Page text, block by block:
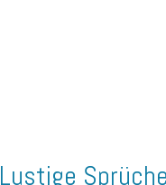
Lustige Sprüche